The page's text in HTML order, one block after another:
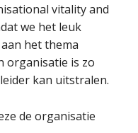
vitality and
we het leuk
het thema
organisatie is zo
kan uitstralen.
de organisatie